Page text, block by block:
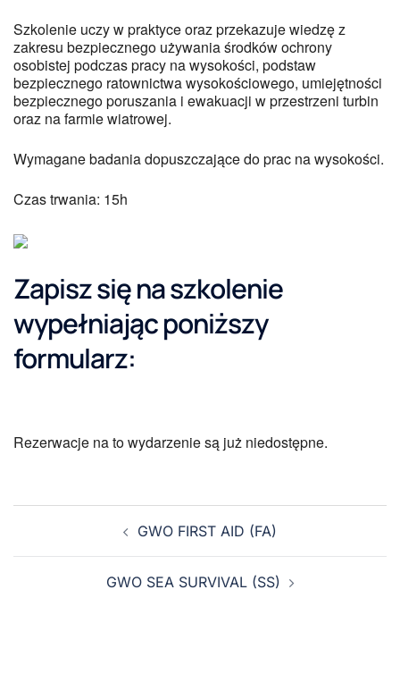
Szkolenie uczy w praktyce oraz przekazuje wiedzę z
zakresu bezpiecznego używania środków ochrony
osobistej podczas pracy na wysokości, podstaw
bezpiecznego ratownictwa wysokościowego, umiejętności
bezpiecznego poruszania i ewakuacji w przestrzeni turbin
oraz na farmie wiatrowej.
Wymagane badania dopuszczające do prac na wysokości.
Czas trwania: 15h
Zapisz się na szkolenie
wypełniając poniższy
formularz:
Rezerwacje na to wydarzenie są już niedostępne.
GWO FIRST AID (FA)
GWO SEA SURVIVAL (SS)